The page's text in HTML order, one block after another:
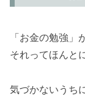
「お金の勉強」
それってほんと
気づかないうち